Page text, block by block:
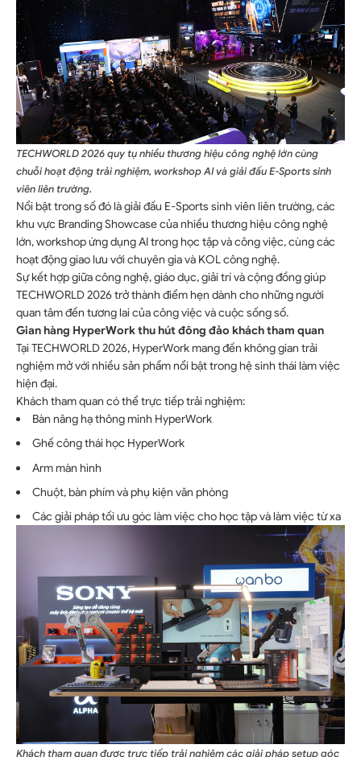
TECHWORLD 2026 quy tụ nhiều thương hiệu công nghệ lớn cùng
chuỗi hoạt động trải nghiệm, workshop AI và giải đấu E-Sports sinh
viên liên trường.
Nổi bật trong số đó là giải đấu E-Sports sinh viên liên trường, các
khu vực Branding Showcase của nhiều thương hiệu công nghệ
lớn, workshop ứng dụng AI trong học tập và công việc, cùng các
hoạt động giao lưu với chuyên gia và KOL công nghệ.
Sự kết hợp giữa công nghệ, giáo dục, giải trí và cộng đồng giúp
TECHWORLD 2026 trở thành điểm hẹn dành cho những người
quan tâm đến tương lai của công việc và cuộc sống số.
Gian hàng HyperWork thu hút đông đảo khách tham quan
Tại TECHWORLD 2026, HyperWork mang đến không gian trải
nghiệm mở với nhiều sản phẩm nổi bật trong hệ sinh thái làm việc
hiện đại.
Khách tham quan có thể trực tiếp trải nghiệm:
Bàn nâng hạ thông minh HyperWork
Ghế công thái học HyperWork
Arm màn hình
Chuột, bàn phím và phụ kiện văn phòng
Các giải pháp tối ưu góc làm việc cho học tập và làm việc từ xa
Khách tham quan được trực tiếp trải nghiệm các giải pháp setup góc